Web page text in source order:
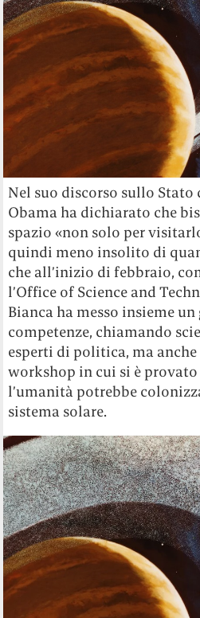
Nel suo discorso sullo Stato
Obama ha dichiarato che
spazio «non solo per
quindi meno insolito di
che all’inizio di febbraio,
l’Office of Science and
Bianca ha messo insieme
competenze, chiamando
esperti di politica, ma
workshop in cui si è
l’umanità potrebbe
sistema solare.